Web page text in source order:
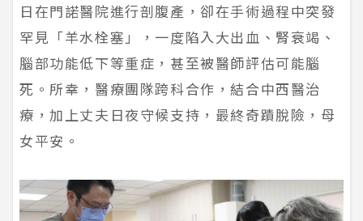
日在門諾醫院進行剖腹產，卻在手術過程中突發
罕見「羊水栓塞」，一度陷入大出血、腎衰竭、
腦部功能低下等重症，甚至被醫師評估可能腦
死。所幸，醫療團隊跨科合作，結合中西醫治
療，加上丈夫日夜守候支持，最終奇蹟脫險，母
女平安。